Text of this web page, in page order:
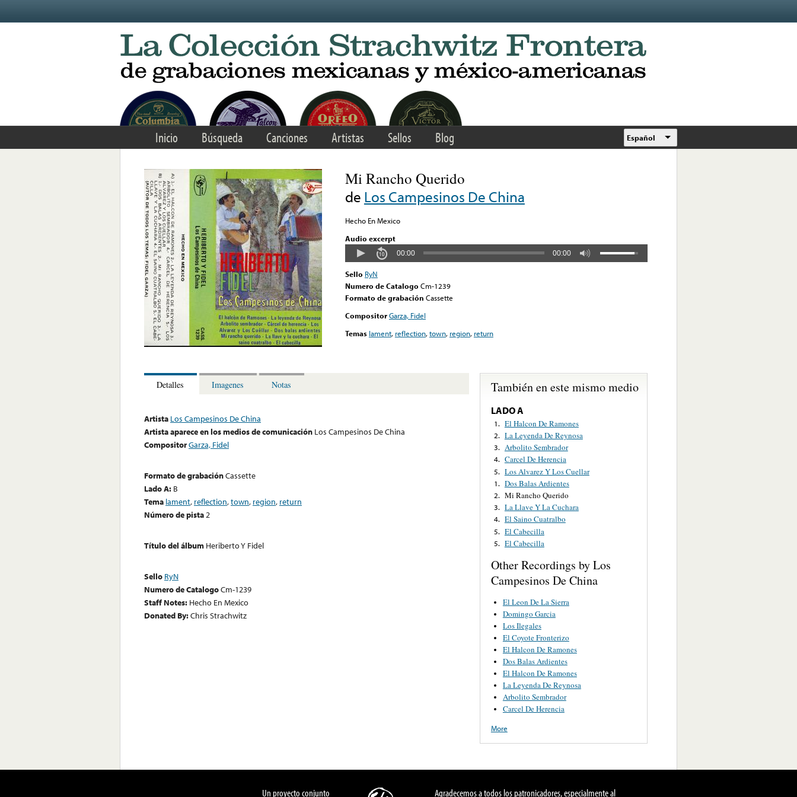
Inicio Búsqueda Canciones Artistas Sellos Blog Español
Mi Rancho Querido
de Los Campesinos De China
Hecho En Mexico
Audio excerpt
00:00 00:00
Sello RyN
Numero de Catalogo Cm-1239
Formato de grabación Cassette
CompositorGarza, Fidel
Temas lament, reflection,town, region, return
Detalles Imagenes Notas
Artista Los Campesinos De China
Artista aparece en los medios de comunicación Los Campesinos De China
CompositorGarza, Fidel
Formato de grabaciónCassette
Lado A: B
Tema lament, reflection,town, region, return
Número de pista2
Título del álbum Heriberto Y Fidel
Sello RyN
Numero de CatalogoCm-1239
Staff Notes: Hecho En Mexico
Donated By:Chris Strachwitz
También en este mismo medio
LADO A
1. El Halcon De Ramones
2. La Leyenda De Reynosa
3. Arbolito Sembrador
4. Carcel De Herencia
5. Los Alvarez Y Los Cuellar
1. Dos Balas Ardientes
2. Mi Rancho Querido
3. La Llave Y La Cuchara
4. El Saino Cuatralbo
5. El Cabecilla
5. El Cabecilla
Other Recordings by Los
Campesinos De China
El Leon De La Sierra
Domingo Garcia
Los Ilegales
El Coyote Fronterizo
El Halcon De Ramones
Dos Balas Ardientes
El Halcon De Ramones
La Leyenda De Reynosa
Arbolito Sembrador
Carcel De Herencia
More
Un proyecto conjunto Agradecemos a todos los patronicadores, especialmente al